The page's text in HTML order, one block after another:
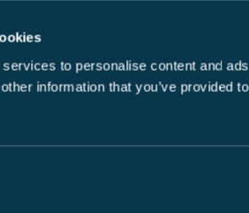
to personalise content and
information that you’ve provided